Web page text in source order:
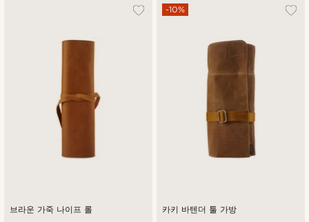
브라운 가죽 나이프 롤 카키 바텐더 툴 가방
-10%